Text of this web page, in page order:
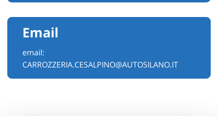
Email
email:
CARROZZERIA.CESALPINO@AUTOSILANO.IT